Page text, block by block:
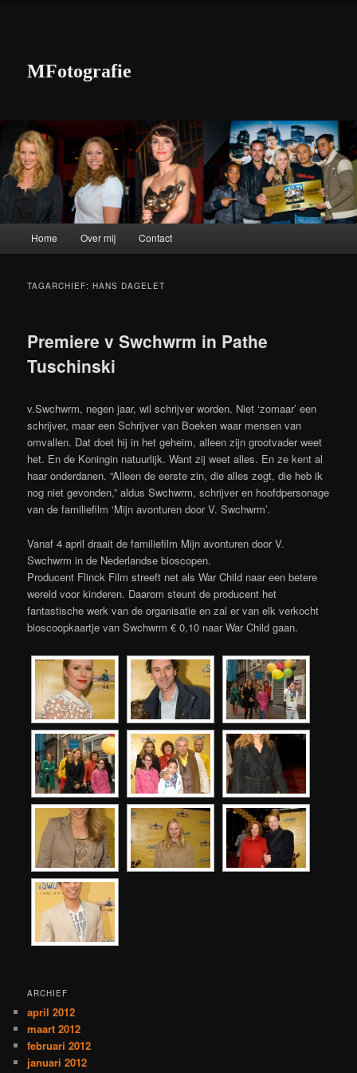
MFotografie
Spring naar de primaire inhoud
Spring naar de secundaire inhoud
Home Over mij Contact
TAGARCHIEF:HANS DAGELET
Premiere v Swchwrm in Pathe
Tuschinski
v.Swchwrm, negen jaar, wil schrijver worden. Niet ‘zomaar’ een
schrijver, maar een Schrijver van Boeken waar mensen van
omvallen. Dat doet hij in het geheim, alleen zijn grootvader weet
het. En de Koningin natuurlijk. Want zij weet alles. En ze kent al
haar onderdanen. “Alleen de eerste zin, die alles zegt, die heb ik
nog niet gevonden,” aldus Swchwrm, schrijver en hoofdpersonage
van de familiefilm ‘Mijn avonturen door V. Swchwrm’.
Vanaf 4 april draait de familiefilm Mijn avonturen door V.
Swchwrm in de Nederlandse bioscopen.
Producent Flinck Film streeft net als War Child naar een betere
wereld voor kinderen. Daarom steunt de producent het
fantastische werk van de organisatie en zal er van elk verkocht
bioscoopkaartje van Swchwrm € 0,10 naar War Child gaan.
ARCHIEF
april 2012
maart 2012
februari 2012
januari 2012